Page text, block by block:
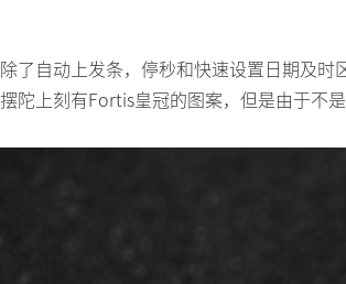
除了自动上发条，停秒和快速设置日期及
摆陀上刻有Fortis皇冠的图案，但是由于不